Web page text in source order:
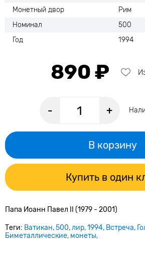
Монетный двор
Рим
Номинал
500
Год
1994
890 ₽
- +
В корзину
Купить в один
Папа Иоанн Павел II (1979 - 2001)
Теги: Ватикан 500 лир 1994 Встреча
Биметаллические монеты